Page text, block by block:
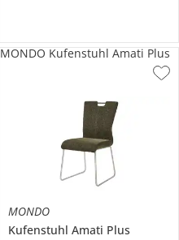
MONDO
Kufenstuhl Amati Plus
MONDO Kufenstuhl Amati Plus